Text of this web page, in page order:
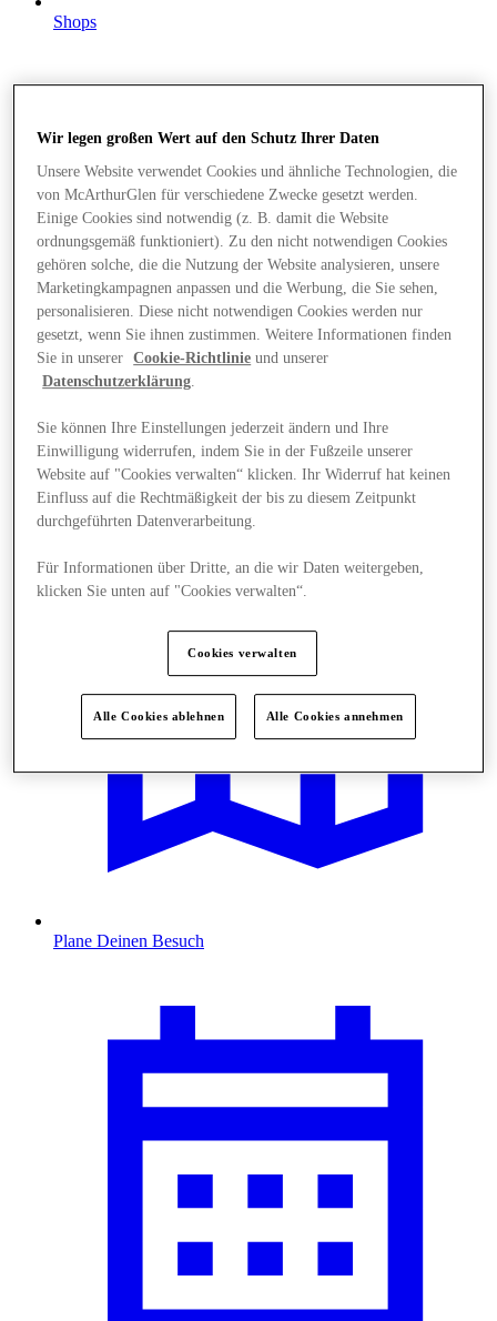
Shops
Angebote
Plane Deinen Besuch
Wir legen großen Wert auf den Schutz Ihrer Daten
Unsere Website verwendet Cookies und ähnliche Technologien, die
von McArthurGlen für verschiedene Zwecke gesetzt werden.
Einige Cookies sind notwendig (z. B. damit die Website
ordnungsgemäß funktioniert). Zu den nicht notwendigen Cookies
gehören solche, die die Nutzung der Website analysieren, unsere
Marketingkampagnen anpassen und die Werbung, die Sie sehen,
personalisieren. Diese nicht notwendigen Cookies werden nur
gesetzt, wenn Sie ihnen zustimmen. Weitere Informationen finden
Sie in unserer
Cookie-Richtlinie und unserer
Datenschutzerklärung.
Sie können Ihre Einstellungen jederzeit ändern und Ihre
Einwilligung widerrufen, indem Sie in der Fußzeile unserer
Website auf "Cookies verwalten“ klicken. Ihr Widerruf hat keinen
Einfluss auf die Rechtmäßigkeit der bis zu diesem Zeitpunkt
durchgeführten Datenverarbeitung.
Für Informationen über Dritte, an die wir Daten weitergeben,
klicken Sie unten auf "Cookies verwalten“.
Cookies verwalten
Alle Cookies ablehnen Alle Cookies annehmen